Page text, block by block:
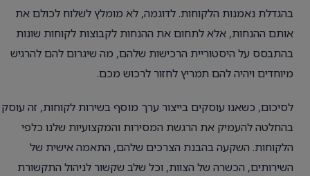
בהגדלת נאמנות הלקוחות. לדוגמה, לא מומלץ לשלוח לכולם את
אותם ההנחות, אלא לתחום את ההנחות לקבוצות לקוחות שונות
בהתבסס על היסטוריית הרכישות שלהם, מה שיגרום להם להרגיש
מיוחדים ויהיה להם תמריץ לחזור לרכוש מכם.
לסיכום, כשאנו עוסקים בייצור ערך מוסף בשירות לקוחות, זה עוסק
בהחלטה להעמיק את הרגשת המסירות והמקצועיות שלנו כלפי
הלקוחות. השקעה בהבנת הצרכים שלהם, התאמה אישית של
השירותים, הכשרה של הצוות, וכל שלב שקשור לניהול התקשורת